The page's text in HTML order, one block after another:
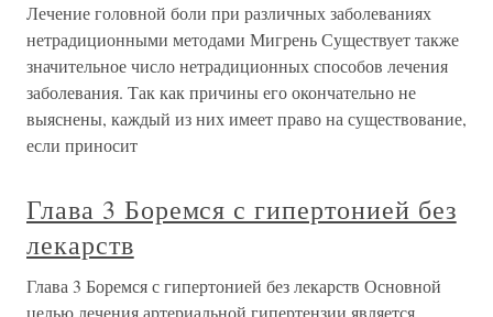
Лечение головной боли при различных заболеваниях
нетрадиционными методами Мигрень Существует также
значительное число нетрадиционных способов лечения
заболевания. Так как причины его окончательно не
выяснены, каждый из них имеет право на существование,
если приносит
Глава 3 Боремся с гипертонией без
лекарств
Глава 3 Боремся с гипертонией без лекарств Основной